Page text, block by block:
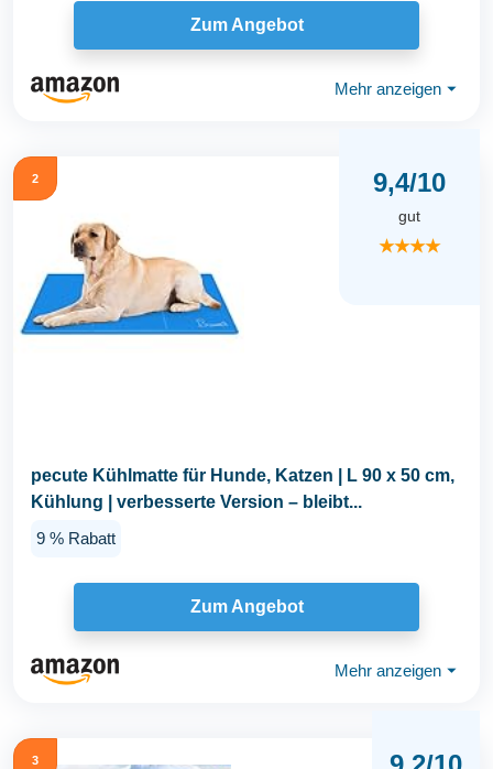
Zum Angebot
Mehr anzeigen ⏷
2 9,4/10
gut
★★★★
pecute Kühlmatte für Hunde, Katzen | L 90 x 50 cm,
Kühlung | verbesserte Version – bleibt...
9 % Rabatt
Zum Angebot
Mehr anzeigen ⏷
3